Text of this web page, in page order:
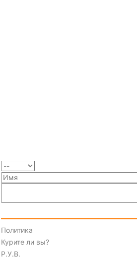
Политика
Курите ли вы?
Р.У.В.